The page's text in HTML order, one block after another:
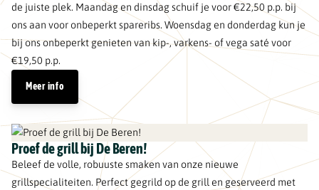
de juiste plek. Maandag en dinsdag schuif je voor €22,50 p.p. bij
ons aan voor onbeperkt spareribs. Woensdag en donderdag kun je
bij ons onbeperkt genieten van kip-, varkens- of vega saté voor
€19,50 p.p.
Meer info
Proef de grill bij De Beren!
Beleef de volle, robuuste smaken van onze nieuwe
grillspecialiteiten. Perfect gegrild op de grill en geserveerd met